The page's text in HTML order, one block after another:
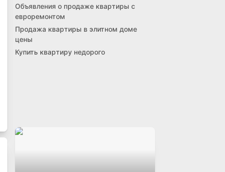
Объявления о продаже квартиры с
евроремонтом
Продажа квартиры в элитном доме
цены
Купить квартиру недорого